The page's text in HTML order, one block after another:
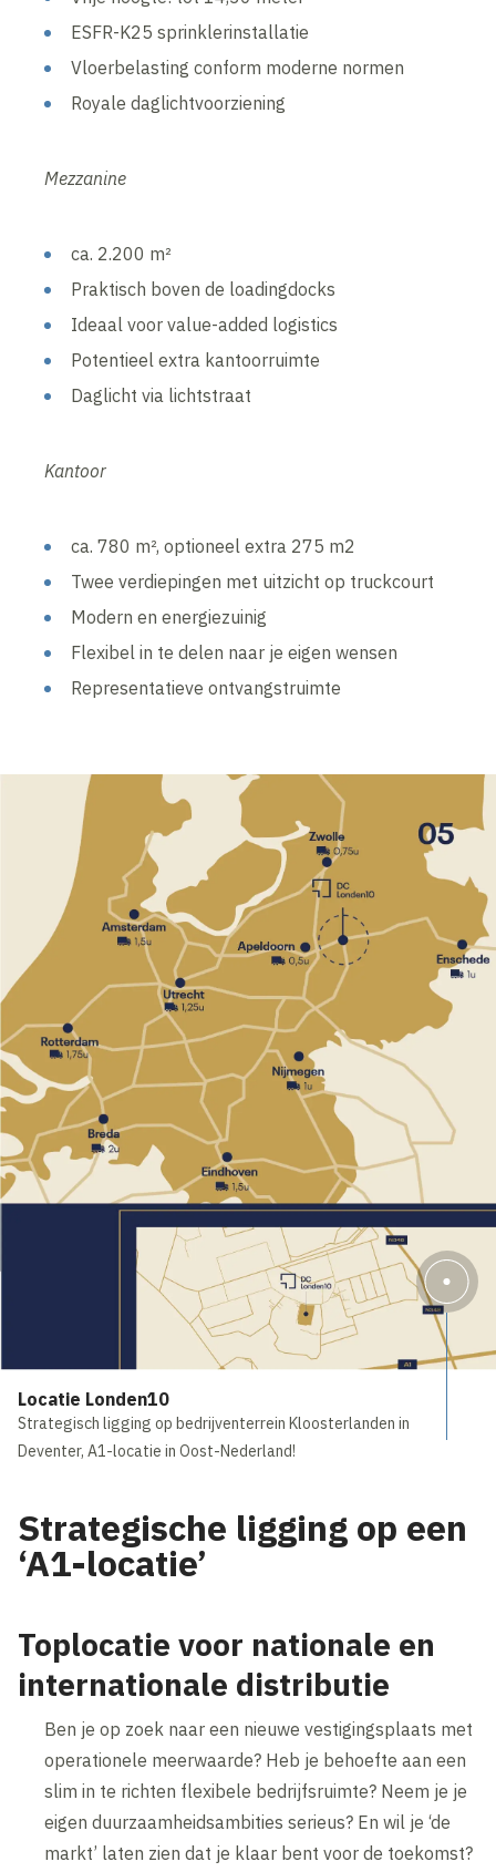
ESFR-K25 sprinklerinstallatie
Vloerbelasting conform moderne normen
Royale daglichtvoorziening
Mezzanine
ca. 2.200 m²
Praktisch boven de loadingdocks
Ideaal voor value-added logistics
Potentieel extra kantoorruimte
Daglicht via lichtstraat
Kantoor
ca. 780 m², optioneel extra 275 m2
Twee verdiepingen met uitzicht op truckcourt
Modern en energiezuinig
Flexibel in te delen naar je eigen wensen
Representatieve ontvangstruimte
Locatie Londen10
Strategisch ligging op bedrijventerrein Kloosterlanden in
Deventer, A1-locatie in Oost-Nederland!
Strategische ligging op een
‘A1-locatie’
Toplocatie voor nationale en
internationale distributie
Ben je op zoek naar een nieuwe vestigingsplaats met
operationele meerwaarde? Heb je behoefte aan een
slim in te richten flexibele bedrijfsruimte? Neem je je
eigen duurzaamheidsambities serieus? En wil je ‘de
markt’ laten zien dat je klaar bent voor de toekomst?